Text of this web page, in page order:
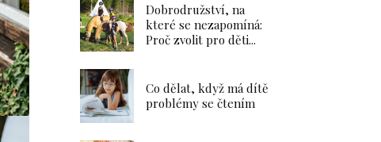
Dobrodružství, na
které se nezapomíná:
Proč zvolit pro děti...
Co dělat, když má dítě
problémy se čtením